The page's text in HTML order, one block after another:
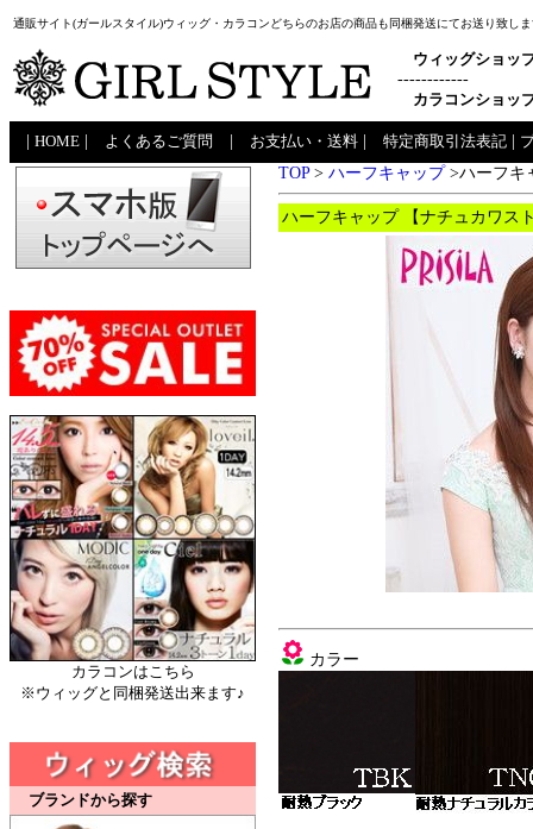
通販サイト(ガールスタイル)ウィッグ・カラコンどちらのお店の商品も同梱発送にてお送り致し
ウィッグショッ
------------
カラコンショッ
HOME よくあるご質問 お支払い・送料 特定商取引法表記
カラコンはこちら
※ウィッグと同梱発送出来ます♪
ブランドから探す
TOP> ハーフキャップ>ハーフキ
ハーフキャップ 【ナチュカワス
カラー